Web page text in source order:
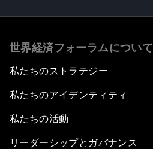
世界経済フォーラムについて
私たちのストラテジー
私たちのアイデンティティ
私たちの活動
リーダーシップとガバナンス